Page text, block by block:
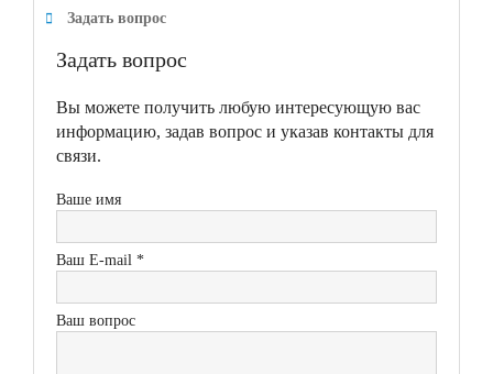
Задать вопрос
Задать вопрос
Вы можете получить любую интересующую вас
информацию, задав вопрос и указав контакты для
связи.
Ваше имя
Ваш E-mail *
Ваш вопрос